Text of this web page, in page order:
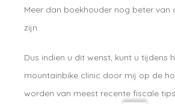
Meer dan boekhouder nog beter van
zijn.
Dus indien u dit wenst, kunt u tijdens
mountainbike clinic door mij op de
worden van meest recente fiscale